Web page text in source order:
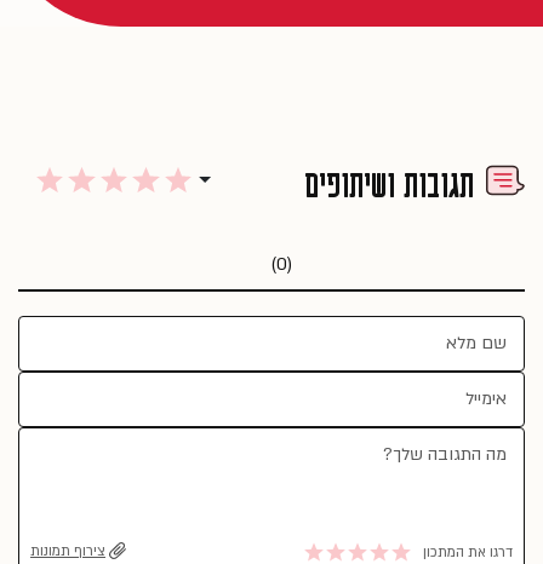
תגובות ושיתופים
(0)
דרגו את המתכון צירוף תמונות